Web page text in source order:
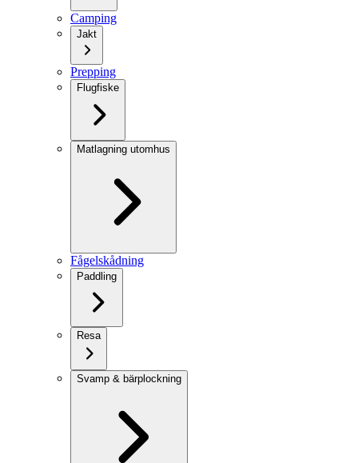
Camping
Jakt
Prepping
Flugfiske
Matlagning utomhus
Fågelskådning
Paddling
Resa
Svamp & bärplockning